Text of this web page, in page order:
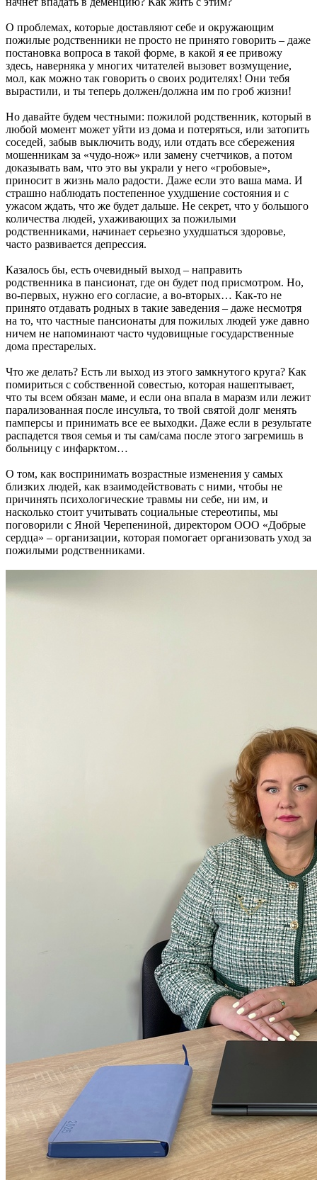
О проблемах, которые доставляют себе и окружающим
пожилые родственники не просто не принято говорить – даже
постановка вопроса в такой форме, в какой я ее привожу
здесь, наверняка у многих читателей вызовет возмущение,
мол, как можно так говорить о своих родителях! Они тебя
вырастили, и ты теперь должен/должна им по гроб жизни!
Но давайте будем честными: пожилой родственник, который в
любой момент может уйти из дома и потеряться, или затопить
соседей, забыв выключить воду, или отдать все сбережения
мошенникам за «чудо-нож» или замену счетчиков, а потом
доказывать вам, что это вы украли у него «гробовые»,
приносит в жизнь мало радости. Даже если это ваша мама. И
страшно наблюдать постепенное ухудшение состояния и с
ужасом ждать, что же будет дальше. Не секрет, что у большого
количества людей, ухаживающих за пожилыми
родственниками, начинает серьезно ухудшаться здоровье,
часто развивается депрессия.
Казалось бы, есть очевидный выход – направить
родственника в пансионат, где он будет под присмотром. Но,
во-первых, нужно его согласие, а во-вторых… Как-то не
принято отдавать родных в такие заведения – даже несмотря
на то, что частные пансионаты для пожилых людей уже давно
ничем не напоминают часто чудовищные государственные
дома престарелых.
Что же делать? Есть ли выход из этого замкнутого круга? Как
помириться с собственной совестью, которая нашептывает,
что ты всем обязан маме, и если она впала в маразм или лежит
парализованная после инсульта, то твой святой долг менять
памперсы и принимать все ее выходки. Даже если в результате
распадется твоя семья и ты сам/сама после этого загремишь в
больницу с инфарктом…
О том, как воспринимать возрастные изменения у самых
близких людей, как взаимодействовать с ними, чтобы не
причинять психологические травмы ни себе, ни им, и
насколько стоит учитывать социальные стереотипы, мы
поговорили с Яной Черепениной, директором ООО «Добрые
сердца» – организации, которая помогает организовать уход за
пожилыми родственниками.